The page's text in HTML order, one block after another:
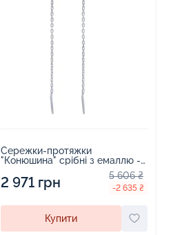
Сережки-протяжки
"Конюшина" срібні з емаллю -
2 971 грн 5 606 ₴
-2 635 ₴
Купити